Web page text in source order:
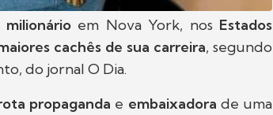
em Nova York, nos Estados
cachês de sua carreira, segundo
do jornal O Dia.
propaganda e embaixadora de uma